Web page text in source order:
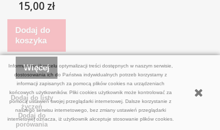
Informujemy, iż w celu optymalizacji treści dostępnych w naszym serwisie,
dostosowania ich do Państwa indywidualnych potrzeb korzystamy z
informacji zapisanych za pomocą plików cookies na urządzeniach
końcowych użytkowników. Pliki cookies użytkownik może kontrolować za
pomocą ustawień swojej przeglądarki internetowej. Dalsze korzystanie z
naszego serwisu internetowego, bez zmiany ustawień przeglądarki
internetowej oznacza, iż użytkownik akceptuje stosowanie plików cookies.
15,00 zł
Dodaj do
koszyka
Więcej
Dodaj do listy
życzeń
Dodaj do
porówania